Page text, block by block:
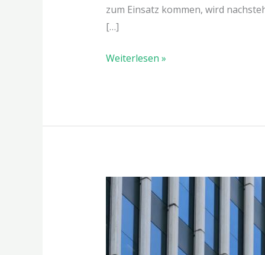
zum Einsatz kommen, wird
[…]
Weiterlesen »
Hochglanz
durch
hochwertige
Reinigung